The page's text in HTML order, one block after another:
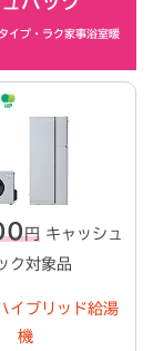
イプ・ラク家事浴室暖
円 キャッシュ
ク対象品
イブリッド給湯
機